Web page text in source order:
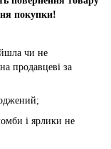
покупки!
чи не
продавцеві за
і ярлики не